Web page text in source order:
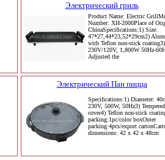
Электрический гриль
Product Name: Electric
Number: XH-2000Place of
ChinaSpecifications:1) Size:
47*27,44*23,52*29cm2)
with Teflon non-stick coating3)
230V/120V, 1,800W 50Hz-
Adjusted the
Электрический Пан пицца
Specifications:1) Diameter:
230V, 500W, 50Hz3)
cover4) Teflon non-stick
packing:1pc/color boxOuter
packing:4pcs/export
dimensions: 42 x 42 x 48cm